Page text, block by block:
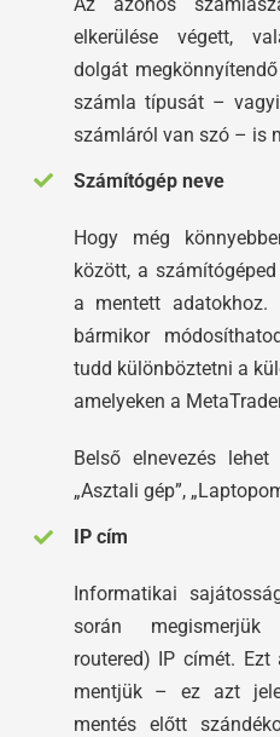
elkerülése végett,
dolgát
számla típusát –
számláról van szó – is
Számítógép neve
Hogy még
között, a
a mentett adatokhoz.
bármikor
tudd különböztetni a
amelyeken a
Belső elnevezés lehet
„Asztali gép”,
IP cím
Informatikai
során megismerjük
routered) IP címét.
mentjük – ez azt
mentés előtt